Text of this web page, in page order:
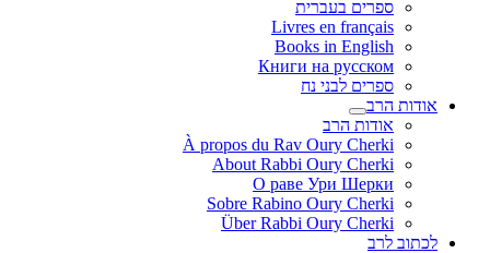
ספרים בעברית
Livres en français
Books in English
Книги на русском
ספרים לבני נח
אודות הרב
אודות הרב
À propos du Rav Oury Cherki
About Rabbi Oury Cherki
О раве Ури Шерки
Sobre Rabino Oury Cherki
Über Rabbi Oury Cherki
לכתוב לרב